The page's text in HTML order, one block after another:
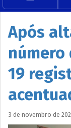
Após
número
19
3 de novembro de